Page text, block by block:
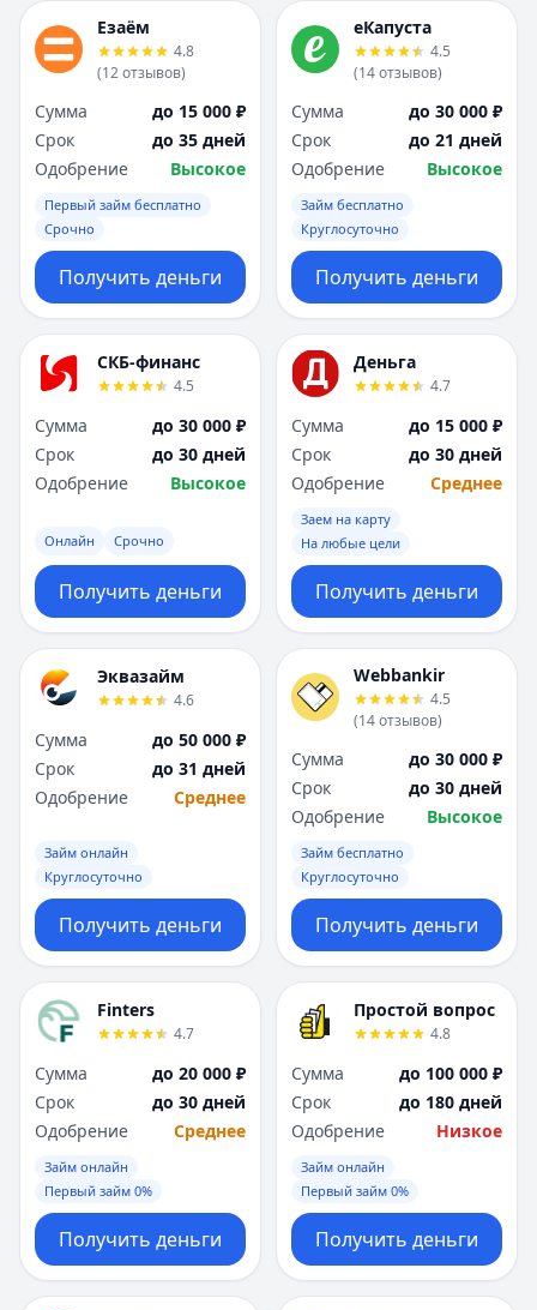
Езаём
4.8
(12отзывов)
Сумма
до 15 000 ₽
Срок
до 35 дней
Одобрение
Высокое
Первый займ бесплатно
Срочно
Получить деньги
еКапуста
4.5
(14отзывов)
Сумма
до 30 000 ₽
Срок
до 21 дней
Одобрение
Высокое
Займ бесплатно
Круглосуточно
Получить деньги
СКБ-финанс
4.5
Сумма
до 30 000 ₽
Срок
до 30 дней
Одобрение
Высокое
Онлайн Срочно
Получить деньги
Деньга
4.7
Сумма
до 15 000 ₽
Срок
до 30 дней
Одобрение
Среднее
Заем на карту
На любые цели
Получить деньги
Эквазайм
4.6
Сумма
до 50 000 ₽
Срок
до 31 дней
Одобрение
Среднее
Займ онлайн
Круглосуточно
Получить деньги
Webbankir
4.5
(14отзывов)
Сумма
до 30 000 ₽
Срок
до 30 дней
Одобрение
Высокое
Займ бесплатно
Круглосуточно
Получить деньги
Finters
4.7
Сумма
до 20 000 ₽
Срок
до 30 дней
Одобрение
Среднее
Займ онлайн
Первый займ 0%
Получить деньги
Простой вопрос
4.8
Сумма
до 100 000 ₽
Срок
до 180 дней
Одобрение
Низкое
Займ онлайн
Первый займ 0%
Получить деньги